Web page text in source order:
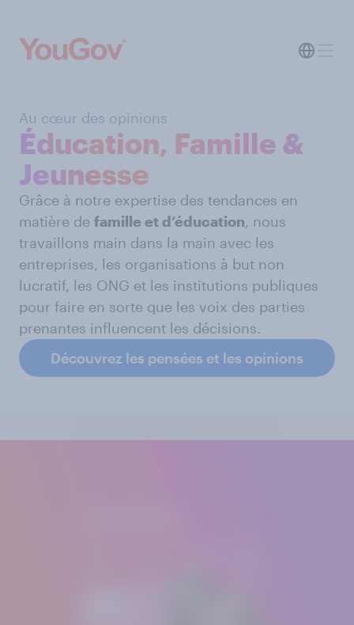
Au cœur des opinions
Éducation, Famille &
Jeunesse
Grâce à notre expertise des tendances en
matière de famille et d’éducation, nous
travaillons main dans la main avec les
entreprises, les organisations à but non
lucratif, les ONG et les institutions publiques
pour faire en sorte que les voix des parties
prenantes influencent les décisions.
Découvrez les pensées et les opinions